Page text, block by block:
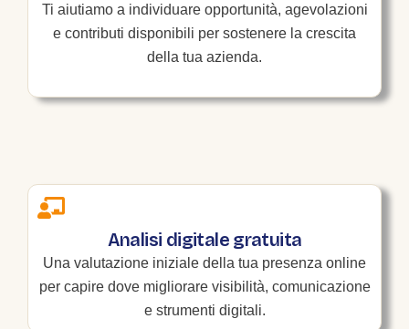
Ti aiutiamo a individuare opportunità, agevolazioni
e contributi disponibili per sostenere la crescita
della tua azienda.
Analisi digitale gratuita
Una valutazione iniziale della tua presenza online
per capire dove migliorare visibilità, comunicazione
e strumenti digitali.